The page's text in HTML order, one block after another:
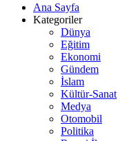
Ana Sayfa
Kategoriler
Dünya
Eğitim
Ekonomi
Gündem
İslam
Kültür-Sanat
Medya
Otomobil
Politika